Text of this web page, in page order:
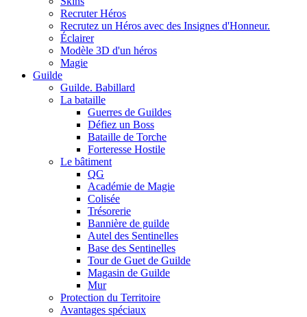
Recruter Héros
Recrutez un Héros avec des Insignes d'Honneur.
Éclairer
Modèle 3D d'un héros
Magie
Guilde
Guilde. Babillard
La bataille
Guerres de Guildes
Défiez un Boss
Bataille de Torche
Forteresse Hostile
Le bâtiment
QG
Académie de Magie
Colisée
Trésorerie
Bannière de guilde
Autel des Sentinelles
Base des Sentinelles
Tour de Guet de Guilde
Magasin de Guilde
Mur
Protection du Territoire
Avantages spéciaux